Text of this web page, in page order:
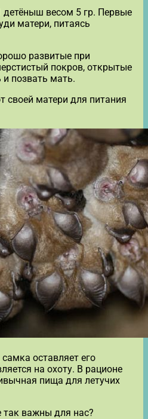
детёныш весом 5 гр. Первые
матери, питаясь
развитые при
покров, открытые
позвать мать.
своей матери для питания
оставляет его
на охоту. В рационе
пища для летучих
важны для нас?